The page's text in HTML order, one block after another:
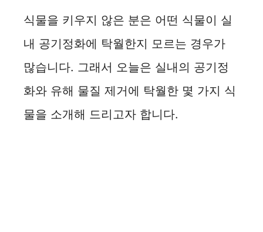
식물을 키우지 않은 분은 어떤 식물이 실
내 공기정화에 탁월한지 모르는 경우가
많습니다. 그래서 오늘은 실내의 공기정
화와 유해 물질 제거에 탁월한 몇 가지 식
물을 소개해 드리고자 합니다.